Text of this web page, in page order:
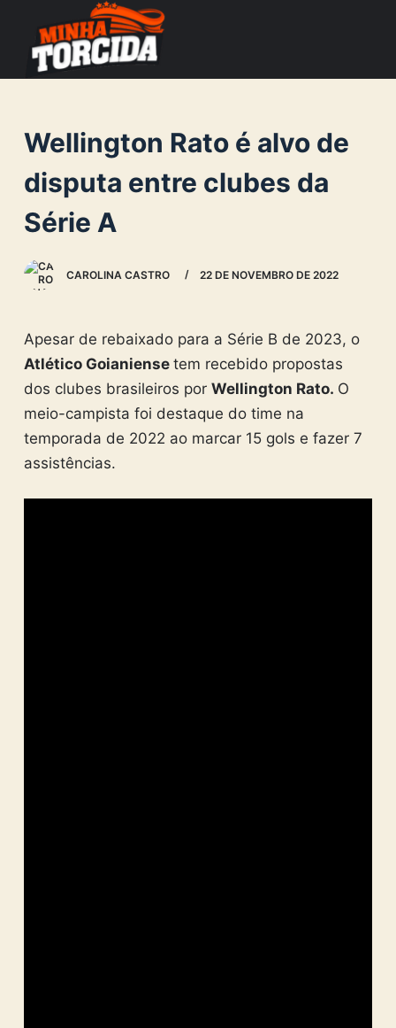
o
o
n
e
Wellington Rato é alvo de
disputa entre clubes da
Série A
CAROLINA CASTRO 22 DE NOVEMBRO DE 2022
Apesar de rebaixado para a Série B de 2023, o
Atlético Goianiense tem recebido propostas
dos clubes brasileiros por Wellington Rato. O
meio-campista foi destaque do time na
temporada de 2022 ao marcar 15 gols e fazer 7
assistências.